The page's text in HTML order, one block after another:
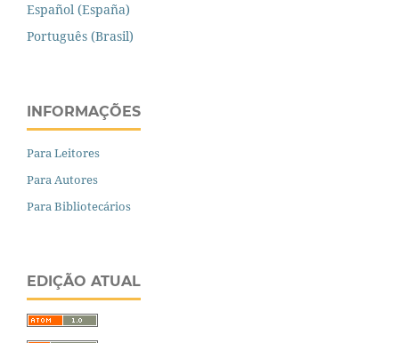
Español (España)
Português (Brasil)
INFORMAÇÕES
Para Leitores
Para Autores
Para Bibliotecários
EDIÇÃO ATUAL